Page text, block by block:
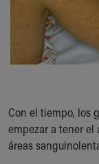
Women's Board
Our History
More childhood,
Cincinnati
Directions
Doggie Brigade
During Your Visit
Financial Services
Con el tiempo, los
empezar a tener el
áreas